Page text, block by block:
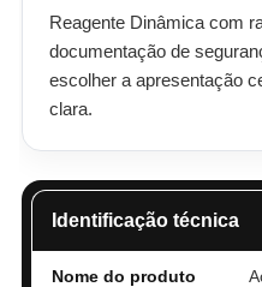
Reagente Dinâmica com
documentação de
escolher a apresentação
clara.
Identificação técnica
Nome do produto